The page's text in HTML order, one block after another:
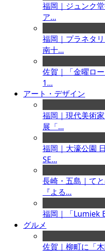
福岡｜ジュンク
ア...
福岡｜プラネタ
南十...
佐賀｜「金曜ロ
1...
アート・デザイン
福岡｜現代美術
展「...
福岡｜大濠公園
SE...
長崎・五島｜て
『よる...
福岡｜「Lumiek
グルメ
佐賀｜柳町に「